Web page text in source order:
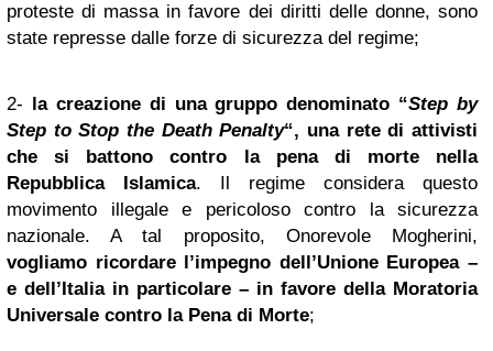
proteste di massa in favore dei diritti delle donne, sono
state represse dalle forze di sicurezza del regime;
2- la creazione di una gruppo denominato “Step by
Step to Stop the Death Penalty“, una rete di attivisti
che si battono contro la pena di morte nella
Repubblica Islamica. Il regime considera questo
movimento illegale e pericoloso contro la sicurezza
nazionale. A tal proposito, Onorevole Mogherini,
vogliamo ricordare l’impegno dell’Unione Europea –
e dell’Italia in particolare – in favore della Moratoria
Universale contro la Pena di Morte;